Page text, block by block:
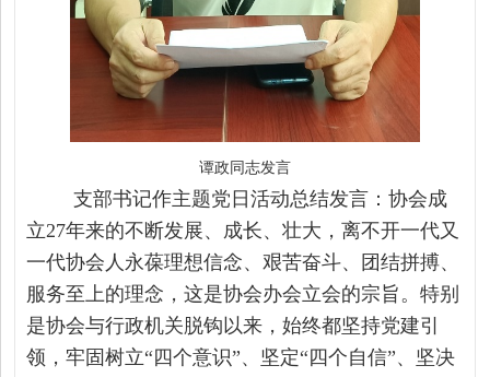
谭政同志发言
支部书记作主题党日活动总结发言：协会成
立27年来的不断发展、成长、壮大，离不开一代又
一代协会人永葆理想信念、艰苦奋斗、团结拼搏、
服务至上的理念，这是协会办会立会的宗旨。特别
是协会与行政机关脱钩以来，始终都坚持党建引
领，牢固树立“四个意识”、坚定“四个自信”、坚决